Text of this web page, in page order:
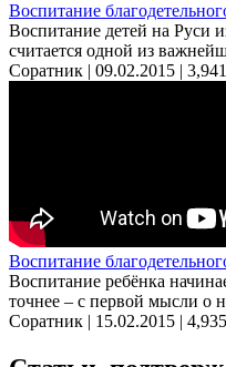
Воспитание
Воспитание детей на Руси
считается одной из
Соратник | 09.02.2015 | 3,941
Воспитание
Воспитание ребёнка
точнее – с первой мысли о
Соратник | 15.02.2015 | 4,935